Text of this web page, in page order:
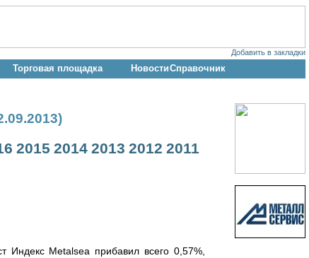
Добавить в закладки
Торговая площадка НовостиСправочник
2015 2014 2013 2012 2011
Metalsea прибавил всего 0,57%,